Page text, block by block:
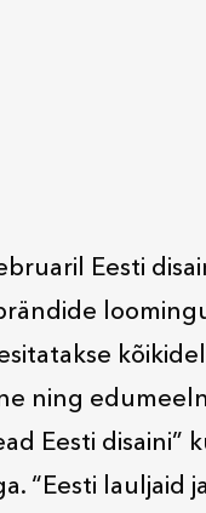
Eesti
ning
Eesti disaini”
“Eesti lauljaid